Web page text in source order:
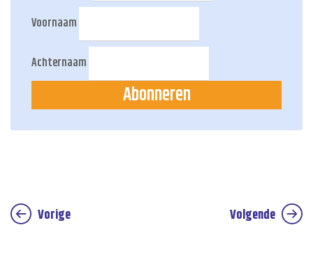
Voornaam
Achternaam
Abonneren
Vorige Volgende